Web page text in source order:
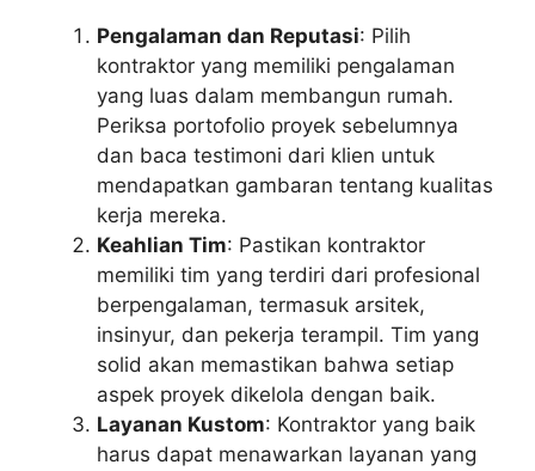
Pengalaman dan Reputasi: Pilih
kontraktor yang memiliki pengalaman
yang luas dalam membangun rumah.
Periksa portofolio proyek sebelumnya
dan baca testimoni dari klien untuk
mendapatkan gambaran tentang kualitas
kerja mereka.
Keahlian Tim: Pastikan kontraktor
memiliki tim yang terdiri dari profesional
berpengalaman, termasuk arsitek,
insinyur, dan pekerja terampil. Tim yang
solid akan memastikan bahwa setiap
aspek proyek dikelola dengan baik.
Layanan Kustom: Kontraktor yang baik
harus dapat menawarkan layanan yang